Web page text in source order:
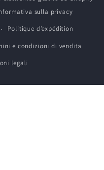
sulla privacy
Politique d’expédition
e condizioni di vendita
legali